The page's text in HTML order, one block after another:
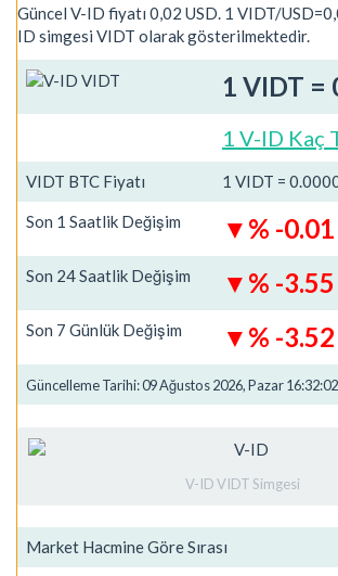
Güncel V-ID fiyatı 0,02 USD. 1 VIDT/
ID simgesi VIDT olarak gösterilmektedir.
1 VIDT =
1 V-ID Kaç
VIDT BTC Fiyatı 1 VIDT =
Son 1 Saatlik Değişim % -0.01
Son 24 Saatlik Değişim % -3.55
Son 7 Günlük Değişim % -3.52
Güncelleme Tarihi: 09 Ağustos 2026, Pazar 16:32:02
V-ID VIDT Simgesi
Market Hacmine Göre Sırası